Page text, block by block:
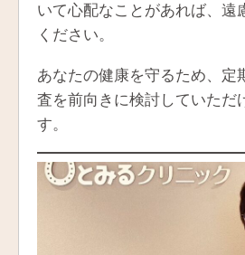
いて心配なことがあれば、遠
ください。
あなたの健康を守るため、定
査を前向きに検討していただ
す。